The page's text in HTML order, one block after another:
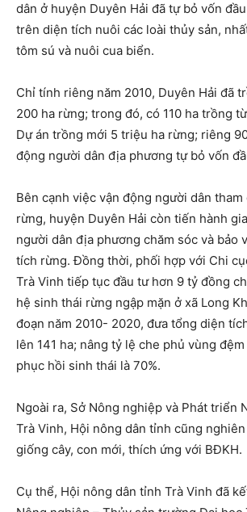
dân ở huyện Duyên Hải đã tự bỏ vốn
trên diện tích nuôi các loài thủy sản,
tôm sú và nuôi cua biển.
Chỉ tính riêng năm 2010, Duyên Hải đã
200 ha rừng; trong đó, có 110 ha trồng
Dự án trồng mới 5 triệu ha rừng; riêng
động người dân địa phương tự bỏ vốn
Bên cạnh việc vận động người dân
rừng, huyện Duyên Hải còn tiến hành
người dân địa phương chăm sóc và bảo
tích rừng. Đồng thời, phối hợp với Chi
Trà Vinh tiếp tục đầu tư hơn 9 tỷ đồng
hệ sinh thái rừng ngập mặn ở xã Long
đoạn năm 2010- 2020, đưa tổng diện
lên 141 ha; nâng tỷ lệ che phủ vùng
phục hồi sinh thái là 70%.
Ngoài ra, Sở Nông nghiệp và Phát triển
Trà Vinh, Hội nông dân tỉnh cũng
giống cây, con mới, thích ứng với BĐKH.
Cụ thể, Hội nông dân tỉnh Trà Vinh đã